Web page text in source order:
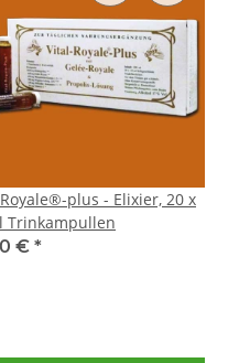
plus - Elixier, 20 x
Trinkampullen
€ *